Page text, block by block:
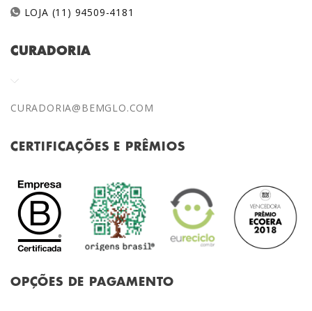
LOJA (11) 94509-4181
CURADORIA
CURADORIA@BEMGLO.COM
CERTIFICAÇÕES E PRÊMIOS
OPÇÕES DE PAGAMENTO